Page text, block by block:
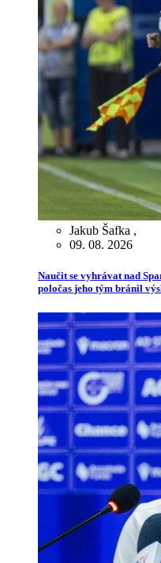
Jakub Šafka ,
09. 08. 2026
Naučit se vyhrávat nad
poločas jeho tým bránil